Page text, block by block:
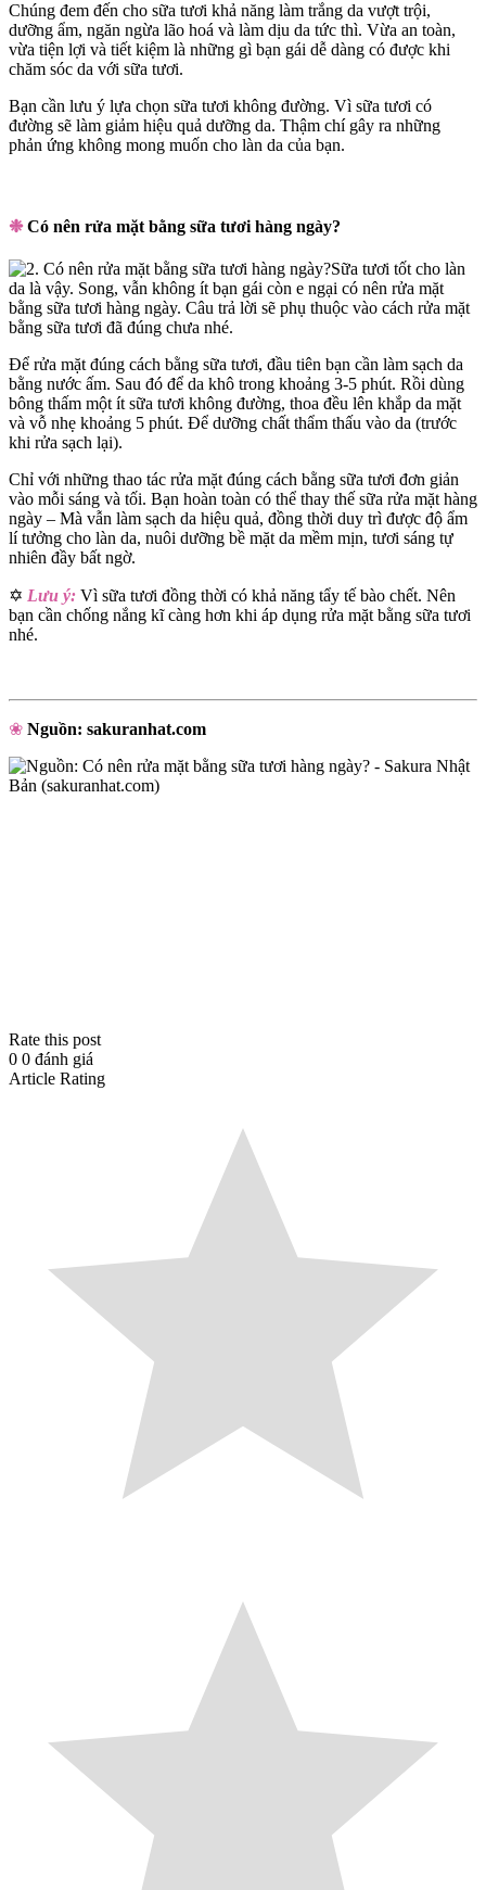
Chúng đem đến cho sữa tươi khả năng làm trắng da vượt trội,
dưỡng ẩm, ngăn ngừa lão hoá và làm dịu da tức thì. Vừa an toàn,
vừa tiện lợi và tiết kiệm là những gì bạn gái dễ dàng có được khi
chăm sóc da với sữa tươi.
Bạn cần lưu ý lựa chọn sữa tươi không đường. Vì sữa tươi có
đường sẽ làm giảm hiệu quả dưỡng da. Thậm chí gây ra những
phản ứng không mong muốn cho làn da của bạn.
❉Có nên rửa mặt bằng sữa tươi hàng ngày?
Sữa tươi tốt cho làn
da là vậy. Song, vẫn không ít bạn gái còn e ngại có nên rửa mặt
bằng sữa tươi hàng ngày. Câu trả lời sẽ phụ thuộc vào cách rửa mặt
bằng sữa tươi đã đúng chưa nhé.
Để rửa mặt đúng cách bằng sữa tươi, đầu tiên bạn cần làm sạch da
bằng nước ấm. Sau đó để da khô trong khoảng 3-5 phút. Rồi dùng
bông thấm một ít sữa tươi không đường, thoa đều lên khắp da mặt
và vỗ nhẹ khoảng 5 phút. Để dưỡng chất thẩm thấu vào da (trước
khi rửa sạch lại).
Chỉ với những thao tác rửa mặt đúng cách bằng sữa tươi đơn giản
vào mỗi sáng và tối. Bạn hoàn toàn có thể thay thế sữa rửa mặt hàng
ngày – Mà vẫn làm sạch da hiệu quả, đồng thời duy trì được độ ẩm
lí tưởng cho làn da, nuôi dưỡng bề mặt da mềm mịn, tươi sáng tự
nhiên đầy bất ngờ.
✡ Lưu ý: Vì sữa tươi đồng thời có khả năng tẩy tế bào chết. Nên
bạn cần chống nắng kĩ càng hơn khi áp dụng rửa mặt bằng sữa tươi
nhé.
❀ Nguồn: sakuranhat.com
Rate this post
0 0 đánh giá
Article Rating